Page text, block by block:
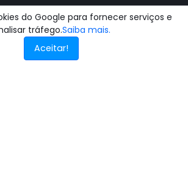
TRATAMENTOS
do Google para fornecer serviços e
tráfego.Saiba mais.
Aceitar!